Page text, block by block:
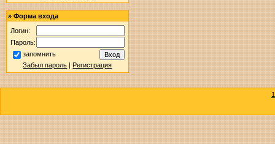
» Форма входа
Логин:
Пароль:
запомнить
Забыл пароль |Регистрация